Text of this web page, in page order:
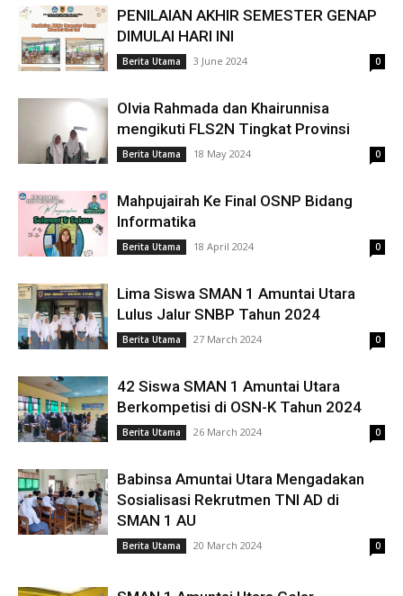
PENILAIAN AKHIR SEMESTER GENAP
DIMULAI HARI INI
Berita Utama 3 June 2024 0
Olvia Rahmada dan Khairunnisa
mengikuti FLS2N Tingkat Provinsi
Berita Utama 18 May 2024 0
Mahpujairah Ke Final OSNP Bidang
Informatika
Berita Utama 18 April 2024 0
Lima Siswa SMAN 1 Amuntai Utara
Lulus Jalur SNBP Tahun 2024
Berita Utama 27 March 2024 0
42 Siswa SMAN 1 Amuntai Utara
Berkompetisi di OSN-K Tahun 2024
Berita Utama 26 March 2024 0
Babinsa Amuntai Utara Mengadakan
Sosialisasi Rekrutmen TNI AD di
SMAN 1 AU
Berita Utama 20 March 2024 0